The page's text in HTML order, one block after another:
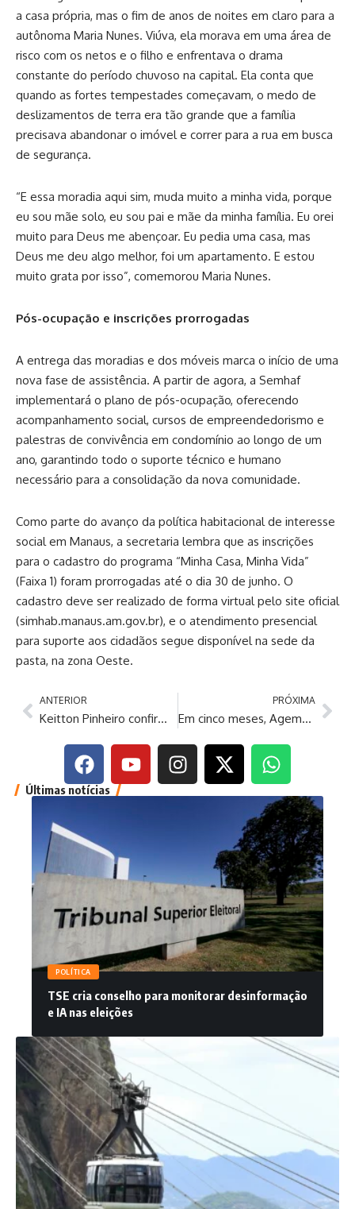
a casa própria, mas o fim de anos de noites em claro para a
autônoma Maria Nunes. Viúva, ela morava em uma área de
risco com os netos e o filho e enfrentava o drama
constante do período chuvoso na capital. Ela conta que
quando as fortes tempestades começavam, o medo de
deslizamentos de terra era tão grande que a família
precisava abandonar o imóvel e correr para a rua em busca
de segurança.
“E essa moradia aqui sim, muda muito a minha vida, porque
eu sou mãe solo, eu sou pai e mãe da minha família. Eu orei
muito para Deus me abençoar. Eu pedia uma casa, mas
Deus me deu algo melhor, foi um apartamento. E estou
muito grata por isso”, comemorou Maria Nunes.
Pós-ocupação e inscrições prorrogadas
A entrega das moradias e dos móveis marca o início de uma
nova fase de assistência. A partir de agora, a Semhaf
implementará o plano de pós-ocupação, oferecendo
acompanhamento social, cursos de empreendedorismo e
palestras de convivência em condomínio ao longo de um
ano, garantindo todo o suporte técnico e humano
necessário para a consolidação da nova comunidade.
Como parte do avanço da política habitacional de interesse
social em Manaus, a secretaria lembra que as inscrições
para o cadastro do programa “Minha Casa, Minha Vida”
(Faixa 1) foram prorrogadas até o dia 30 de junho. O
cadastro deve ser realizado de forma virtual pelo site oficial
(simhab.manaus.am.gov.br), e o atendimento presencial
para suporte aos cidadãos segue disponível na sede da
pasta, na zona Oeste.
ANTERIOR
Keitton Pinheiro confirma pré-candidatura e anuncia lançamento oficial em Coari
PRÓXIMA
Em cinco meses, Ageman aplicou aproximadamente R$ 4 milhões em multas contra a concessionária Águas de Manaus
Últimas notícias
POLÍTICA
TSE cria conselho para monitorar desinformação
e IA nas eleições